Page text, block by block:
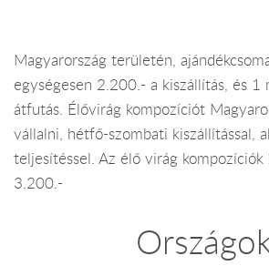
Magyarország területén,
egységesen 2.200.- a kiszállítás, és 1
átfutás. Élővirág kompozíciót
vállalni, hétfő-szombati kiszállítással,
teljesítéssel. Az élő virág kompozíciók
3.200.-